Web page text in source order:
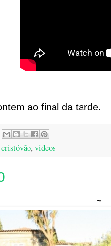
ao final da tarde.
cristóvão, videos
~